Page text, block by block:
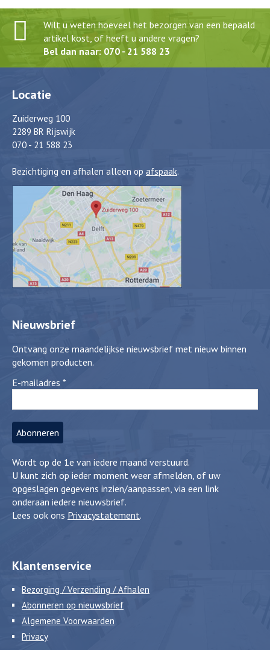
Wilt u weten hoeveel het bezorgen van een bepaald
artikel kost, of heeft u andere vragen?
Bel dan naar: 070 - 21 588 23
Locatie
Zuiderweg 100
2289 BR Rijswijk
070 - 21 588 23
Bezichtiging en afhalen alleen op afspaak.
Nieuwsbrief
Ontvang onze maandelijkse nieuwsbrief met nieuw binnen
gekomen producten.
E-mailadres *
Wordt op de 1e van iedere maand verstuurd.
U kunt zich op ieder moment weer afmelden, of uw
opgeslagen gegevens inzien/aanpassen, via een link
onderaan iedere nieuwsbrief.
Lees ook ons Privacystatement.
Klantenservice
Bezorging / Verzending / Afhalen
Abonneren op nieuwsbrief
Algemene Voorwaarden
Privacy